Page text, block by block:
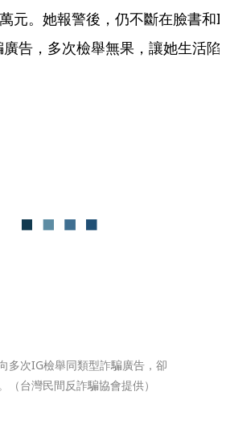
元。她報警後，仍不斷在臉書和
告，多次檢舉無果，讓她生活陷
多次IG檢舉同類型詐騙廣告，卻
（台灣民間反詐騙協會提供）